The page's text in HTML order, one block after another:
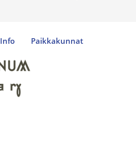
Info Paikkakunnat